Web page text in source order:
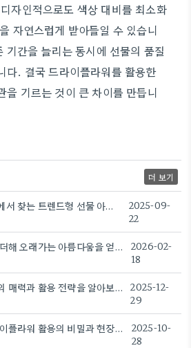
자인적으로도 색상 대비를 최소화
자연스럽게 받아들일 수 있습니
기간을 늘리는 동시에 선물의 품질
다. 결국 드라이플라워를 활용한
을 기르는 것이 큰 차이를 만듭니
더 보기
드라이플라워로 근처꽃집에서 찾는 트렌드형 선물 아이디어
2025-09-
22
꽃다발에 드라이플라워를 더해 오래가는 아름다움을 얻는 방법
2026-02-
18
안개꽃으로 드라이플라워의 매력과 활용 전략을 알아보는 글
2025-12-
29
근처꽃집에서 배우는 드라이플라워 활용의 비밀과 현장 이야기
2025-10-
28